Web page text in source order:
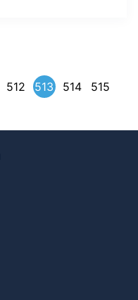
512 513 514
515